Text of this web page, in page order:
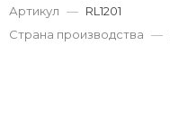
Артикул — RL1201
Страна производства —